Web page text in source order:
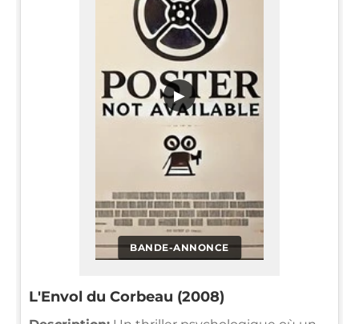
BANDE-ANNONCE
▶
L'Envol du Corbeau (2008)